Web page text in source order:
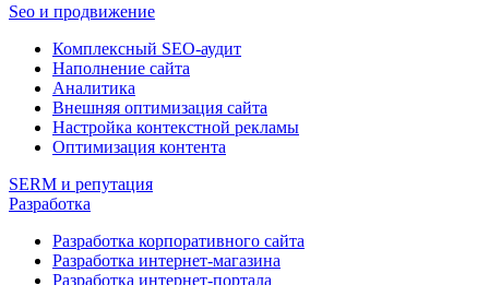
Seo и продвижение
Комплексный SEO-аудит
Наполнение сайта
Аналитика
Внешняя оптимизация сайта
Настройка контекстной рекламы
Оптимизация контента
SERM и репутация
Разработка
Разработка корпоративного сайта
Разработка интернет-магазина
Разработка интернет-портала